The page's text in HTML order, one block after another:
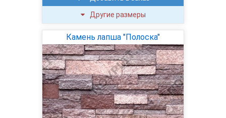
Другие размеры
Камень лапша "Полоска"